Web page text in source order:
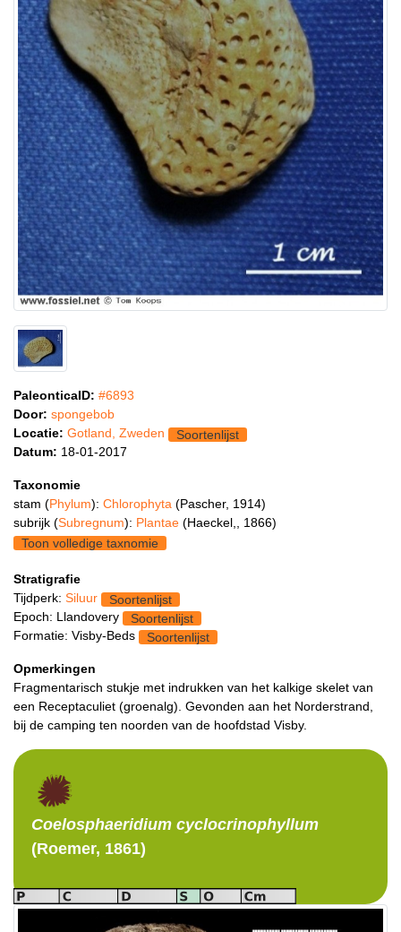
PaleonticaID: #6893
Door: spongebob
Locatie: Gotland, Zweden
Soortenlijst
Datum: 18-01-2017
Taxonomie
stam (Phylum): Chlorophyta (Pascher, 1914)
subrijk (Subregnum): Plantae (Haeckel,, 1866)
Toon volledige taxnomie
Stratigrafie
Tijdperk: Siluur
Soortenlijst
Epoch: Llandovery
Soortenlijst
Formatie: Visby-Beds
Soortenlijst
Opmerkingen
Fragmentarisch stukje met indrukken van het kalkige skelet van
een Receptaculiet (groenalg). Gevonden aan het Norderstrand,
bij de camping ten noorden van de hoofdstad Visby.
Coelosphaeridium cyclocrinophyllum
(Roemer, 1861)